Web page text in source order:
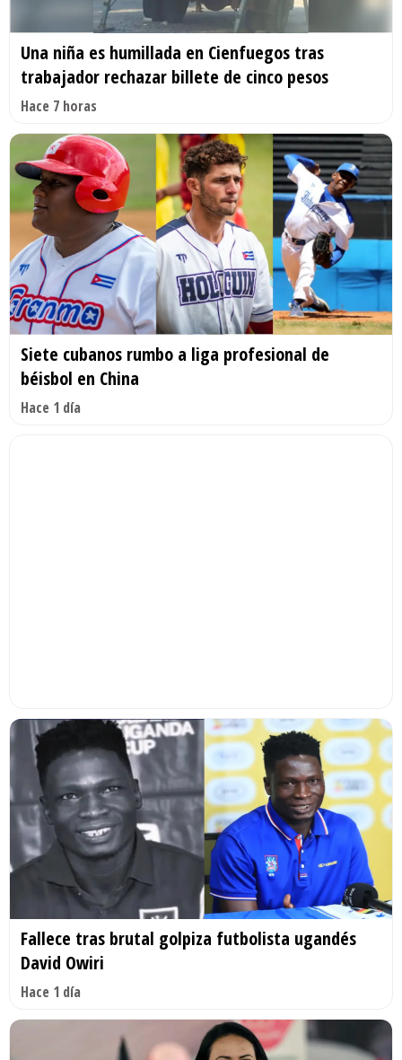
Una niña es humillada en Cienfuegos tras
trabajador rechazar billete de cinco pesos
Hace 7 horas
Siete cubanos rumbo a liga profesional de
béisbol en China
Hace 1 día
Fallece tras brutal golpiza futbolista ugandés
David Owiri
Hace 1 día